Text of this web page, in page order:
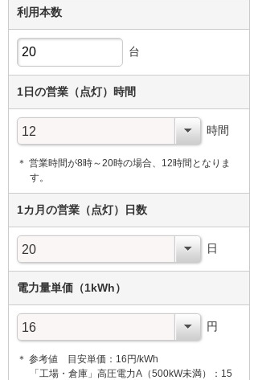
利用本数
台
1日の営業（点灯）時間
時間
＊ 営業時間が8時～20時の場合、12時間となりま
す。
1カ月の営業（点灯）日数
日
電力量単価（1kWh）
円
＊ 参考値 目安単価：16円/kWh
「工場・倉庫」高圧電力A（500kW未満）：15